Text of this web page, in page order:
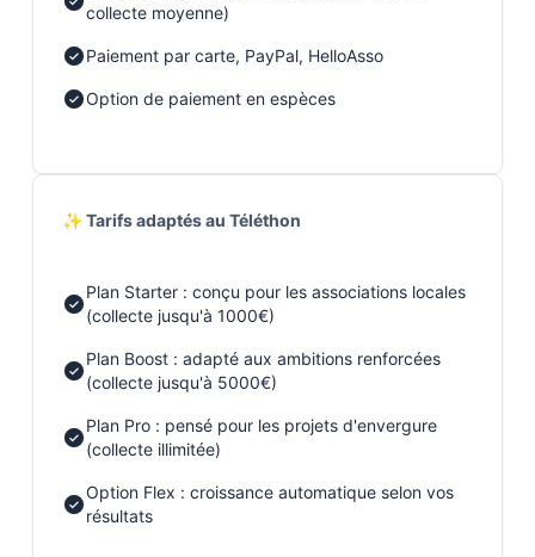
collecte moyenne)
Paiement par carte, PayPal, HelloAsso
Option de paiement en espèces
✨ Tarifs adaptés au Téléthon
Plan Starter : conçu pour les associations locales
(collecte jusqu'à 1000€)
Plan Boost : adapté aux ambitions renforcées
(collecte jusqu'à 5000€)
Plan Pro : pensé pour les projets d'envergure
(collecte illimitée)
Option Flex : croissance automatique selon vos
résultats